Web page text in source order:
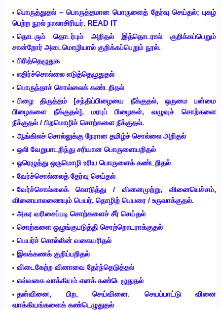
பொருத்துதல் – பொருத்தமான பொருளைத் தேர்வு செய்தல்; புகழ்
பெற்ற நூல் நாலாசிரியர். READ IT
தொடரும் தொடர்பும் அறிதல் இத்தொடரால் குறிக்கப்பெறும்
சான்றோர் அடைமொழியால் குறிக்கப்பெறும் நூல்.
பிரித்தெழுதுக
எதிர்ச்சொல்லை எடுத்தெழுதுதல்
பொருந்தாச் சொல்லைக் கண்டறிதல்
பிழை திருத்தம் [சந்திப்பிழையை நீக்குதல், ஒருமை பன்மை
பிழைகளை நீக்குதல்], மரபுப் பிழைகள், வழுவுச் சொற்களை
நீக்குதல் / பிறமொழிச் சொற்களை நீக்குதல்.
ஆங்கிலச் சொல்லுக்கு நேரான தமிழ்ச் சொல்லை அறிதல்
ஒலி வேறுபாடறிந்து சரியான பொருளையறிதல்
ஓரெழுத்து ஒருமொழி உரிய பொருளைக் கண்டறிதல்
வேர்ச்சொல்லைத் தேர்வு செய்தல்
வேர்ச்சொல்லைக் கொடுத்து / வினனமுற்று, வினையெச்சம்,
வினையாலணையும் பெயர், தொழிற் பெயரை / உருவாக்குதல்.
அகர வரிசைப்படி சொற்களைச் சீர் செய்தல்
சொற்களை ஒழுங்குபடுத்தி சொற்றொடராக்குதல்
பெயர்ச் சொல்லின் வகையரிதல்
இலக்கணக் குறிப்பறிதல்
விடைகேற்ற வினாவை தேர்ந்தெடுத்தல்
எவ்வகை வாக்கியம் எனக் கண்டெழுதுதல்
தன்வினை, பிற, செய்வினை. செயப்பாட்டு வினை
வாக்கியங்களைக் கண்டெழுதுதல்